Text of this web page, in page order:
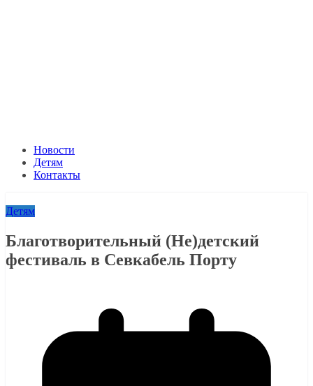
Новости
Детям
Контакты
Детям
Благотворительный (Не)детский
фестиваль в Севкабель Порту